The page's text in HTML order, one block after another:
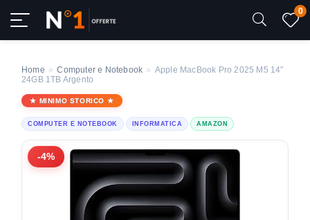
0
Home » Computer e Notebook » Apple MacBook Pro 2025 M5 14″
24GB 1TB Argento
MINIMO STORICO
COMPUTER E NOTEBOOK INFORMATICA AMAZON
-4%